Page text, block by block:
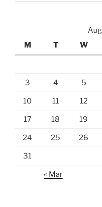
M
T W
3 4 5
10 11 12
17 18 19
24 25 26
31
« Mar